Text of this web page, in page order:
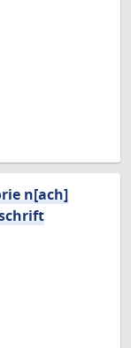
n[ach]